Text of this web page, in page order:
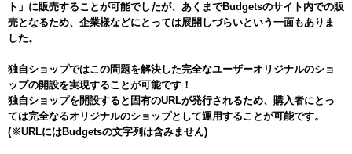
ト」に販売することが可能でしたが、あくまでBudgetsのサイト内での販
売となるため、企業様などにとっては展開しづらいという一面もありま
した。
独自ショップではこの問題を解決した完全なユーザーオリジナルのショ
ップの開設を実現することが可能です！
独自ショップを開設すると固有のURLが発行されるため、購入者にとっ
ては完全なるオリジナルのショップとして運用することが可能です。
(※URLにはBudgetsの文字列は含みません)